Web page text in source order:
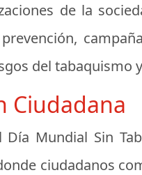
de la
del tabaquismo
Ciudadana
Mundial Sin
ciudadanos